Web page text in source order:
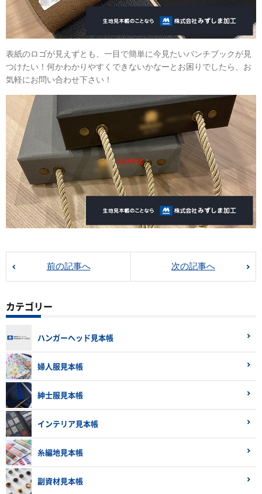
表紙のロゴが見えずとも、一目で簡単に今見たいバンチブックが見
つけたい！何かわかりやすくできないかなーとお困りでしたら、お
気軽にお問い合わせ下さい！
前の記事へ 次の記事へ
カテゴリー
ハンガーヘッド見本帳
婦人服見本帳
紳士服見本帳
インテリア見本帳
糸編地見本帳
副資材見本帳